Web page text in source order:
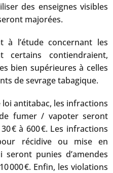
des enseignes visibles
majorées.
à l’étude concernant les
contiendraient,
bien supérieures à celles
de sevrage tabagique.
loi antitabac, les infractions
fumer / vapoter seront
€ à 600 €. Les infractions
récidive ou mise en
punies d’amendes
000 €. Enfin, les violations